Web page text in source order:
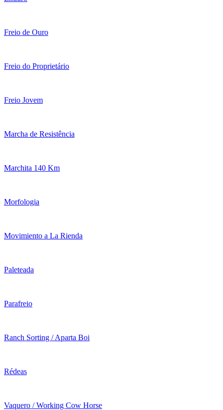
Freio de Ouro
Freio do Proprietário
Freio Jovem
Marcha de Resistência
Marchita 140 Km
Morfologia
Movimiento a La Rienda
Paleteada
Parafreio
Ranch Sorting / Aparta Boi
Rédeas
Vaquero / Working Cow Horse